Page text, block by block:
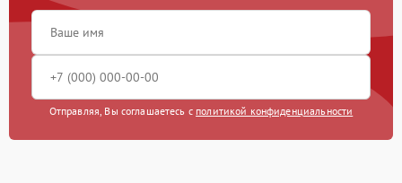
Отправляя, Вы соглашаетесь с политикой конфиденциальности